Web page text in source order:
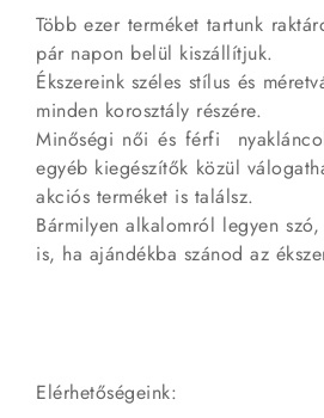
Több ezer terméket tartunk
pár napon belül kiszállítjuk.
Ékszereink széles stílus és
minden korosztály részére.
Minőségi női és férfi
egyéb kiegészítők közül
akciós terméket is találsz.
Bármilyen alkalomról legyen
is, ha ajándékba szánod az
Elérhetőségeink: